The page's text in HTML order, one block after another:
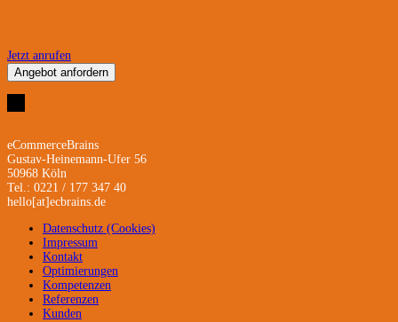
Jetzt anrufen
Angebot anfordern
eCommerceBrains
Gustav-Heinemann-Ufer 56
50968 Köln
Tel.: 0221 / 177 347 40
hello[at]ecbrains.de
Datenschutz (Cookies)
Impressum
Kontakt
Optimierungen
Kompetenzen
Referenzen
Kunden